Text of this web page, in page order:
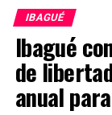
IBAGUÉ
Ibagué
de
anual